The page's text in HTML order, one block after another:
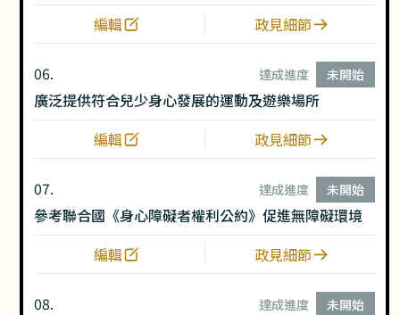
編輯
政見細節
06. 達成進度 未開始
廣泛提供符合兒少身心發展的運動及遊樂場所
編輯
政見細節
07. 達成進度 未開始
參考聯合國《身心障礙者權利公約》促進無障礙環境
編輯
政見細節
08. 達成進度 未開始